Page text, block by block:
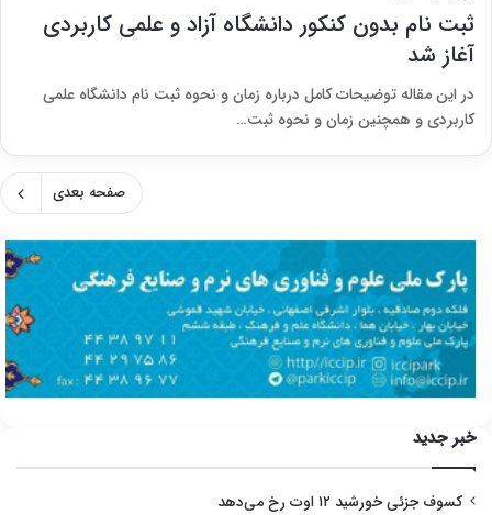
ثبت نام بدون کنکور دانشگاه آزاد و علمی کاربردی
آغاز شد
در این مقاله توضیحات کامل درباره زمان و نحوه ثبت نام دانشگاه علمی
کاربردی و همچنین زمان و نحوه ثبت…
صفحه بعدی
خبر جدید
کسوف جزئی خورشید ۱۲ اوت رخ می‌دهد